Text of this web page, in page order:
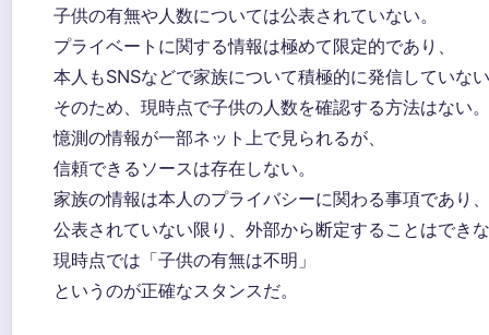
子供の有無や人数については公表されていない。
プライベートに関する情報は極めて限定的であり、
本人もSNSなどで家族について積極的に発信していな
そのため、現時点で子供の人数を確認する方法はない。
憶測の情報が一部ネット上で見られるが、
信頼できるソースは存在しない。
家族の情報は本人のプライバシーに関わる事項であり、
公表されていない限り、外部から断定することはでき
現時点では「子供の有無は不明」
というのが正確なスタンスだ。